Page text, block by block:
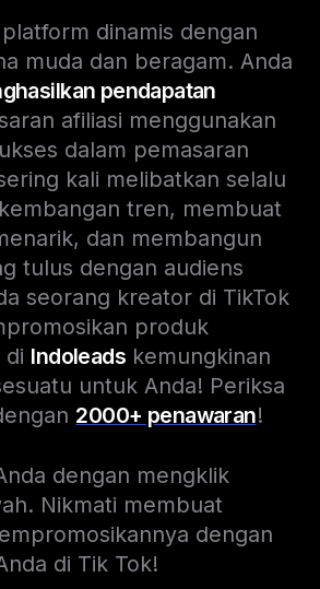
dinamis dengan
muda dan beragam. Anda
pendapatan
afiliasi menggunakan
dalam pemasaran
kali melibatkan selalu
tren, membuat
dan membangun
tulus dengan audiens
seorang kreator di TikTok
produk
Indoleads kemungkinan
untuk Anda! Periksa
2000+ penawaran!
dengan mengklik
Nikmati membuat
dengan
di Tik Tok!